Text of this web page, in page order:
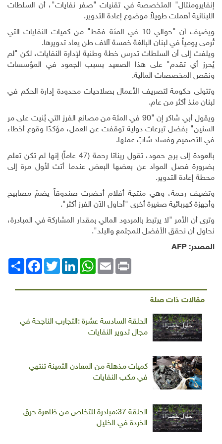
إنفايرومنتال" المتخصصة في تقنيات "صفر نفايات"، أن السلطات
اللبنانية أهملت طويلاً موضوع إعادة التدوير.
ويضيف أن "حوالي 10 في المئة فقط" من كميات النفايات التي
تُرمى يومياً في لبنان البالغة خمسة آلاف طن يعاد تدويرها.
ويلفت إلى أن السلطات تدرس خطة وطنية لإدارة النفايات، لكن "لم
يُحرز أي تقدم" على هذا الصعيد بسبب الجمود في المؤسسات
ونقص المخصصات المالية.
وتتولى حكومة لتصريف الأعمال بصلاحيات محدودة إدارة الحكم في
لبنان منذ أكثر من عام.
ويقول أبي شاكر إن "90 في المئة من مصانع الفرز التي بُنيت على مر
السنين" بفضل تبرعات دولية توقفت عن العمل، مؤكدًا وقوع أخطاء
في التصميم وفساد شابَ عملها.
بالعودة إلى برج حمود، تقول ريناتا رحمة (47 عاماً) إنها لم تكن تعلم
بضرورة فصل المواد عن بعضها البعض عندما أتت لأول مرة إلى
محطة إعادة التدوير.
وتضيف رحمة، وهي منتجة أفلام أحضرت صندوقاً يضمّ مصابيح
وأجهزة كهربائية صغيرة أخرى "أحاول الآن الفرز أكثر".
وترى أن الأمر "لا يرتبط بالمردود المالي بمقدار المشاركة في المبادرة،
نحاول أن نحقق الأفضل للمجتمع والبلد".
المصدر: AFP
انشر
FacebookTwitterLinkedIn
WhatsAppEmail Print
مقالات ذات صلة
الحلقة السادسة عشرة :التجارب الناجحة في
مجال تدوير النفايات
كميات مذهلة من المعادن الثمينة تنتهي
في مكب النفايات
الحلقة 37:مبادرة للتخلص من ظاهرة حرق
الخردة في الخليل